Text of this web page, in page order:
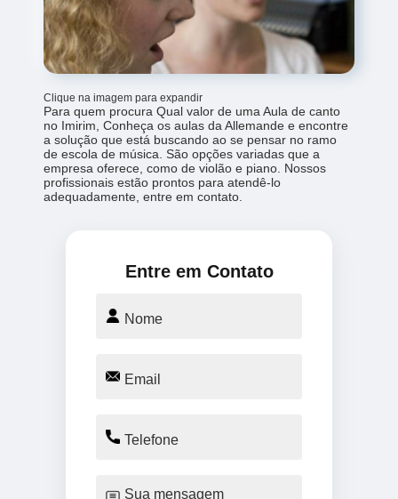
Clique na imagem para expandir
Para quem procura Qual valor de uma Aula de canto
no Imirim, Conheça os aulas da Allemande e encontre
a solução que está buscando ao se pensar no ramo
de escola de música. São opções variadas que a
empresa oferece, como de violão e piano. Nossos
profissionais estão prontos para atendê-lo
adequadamente, entre em contato.
Entre em Contato